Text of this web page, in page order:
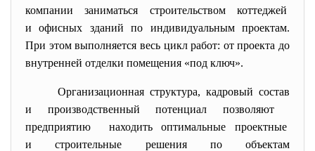
компании заниматься строительством коттеджей
и офисных зданий по индивидуальным проектам.
При этом выполняется весь цикл работ: от проекта до
внутренней отделки помещения «под ключ».
Организационная структура, кадровый состав
и производственный потенциал позволяют
предприятию находить оптимальные проектные
и строительные решения по объектам